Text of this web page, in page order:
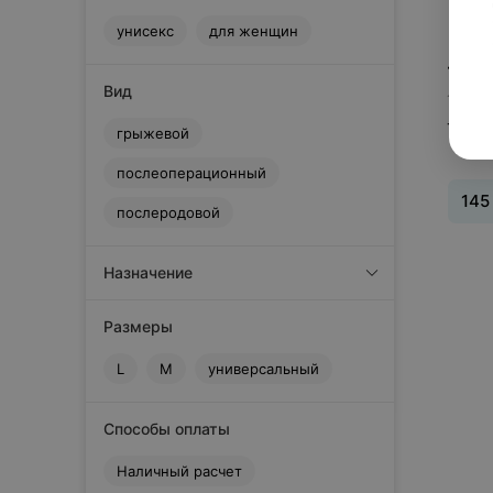
унисекс для женщин
Вид
грыжевой
послеоперационный
послеродовой
Назначение
Размеры
L M универсальный
Способы оплаты
Наличный расчет
145
1
145